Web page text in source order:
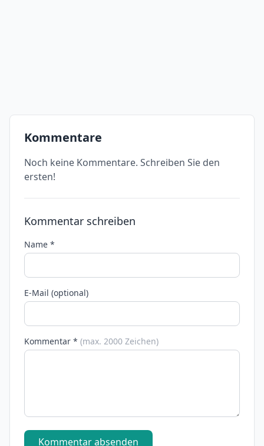
Kommentare
Noch keine Kommentare. Schreiben Sie den
ersten!
Kommentar schreiben
Name *
E-Mail (optional)
Kommentar * (max. 2000 Zeichen)
Kommentar absenden